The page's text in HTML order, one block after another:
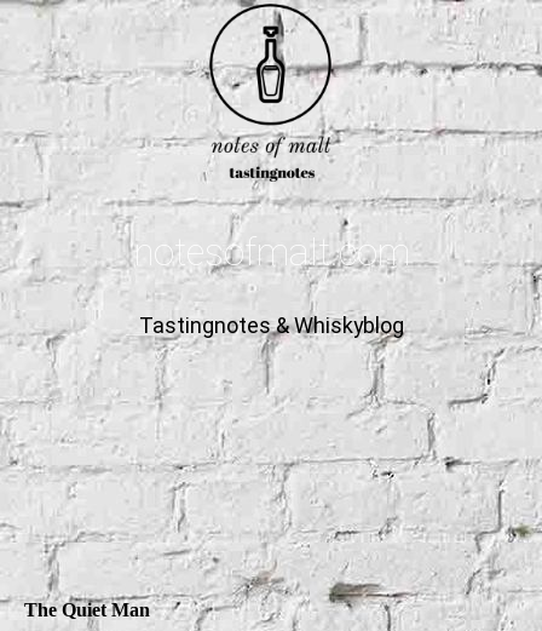
notesofmalt.com
Tastingnotes & Whiskyblog
The Quiet Man